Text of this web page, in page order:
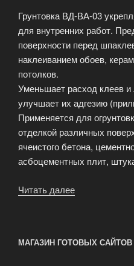
Грунтовка ВД-ВА-03
для внутренних работ.
поверхности перед
наклеиванием обоев,
потолков.
Уменьшает расход клеев
улучшает их адгезию
Применяется для
отделкой различных
ячеистого бетона,
асбоцементных плит,
Читать далее
МАГАЗИН ГОТОВЫХ САЙТОВ